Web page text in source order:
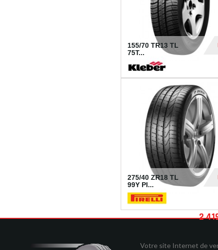
155/70 TR13 TL
75T...
275/40 ZR18 TL
99Y PI...
2
Votre site Internet de